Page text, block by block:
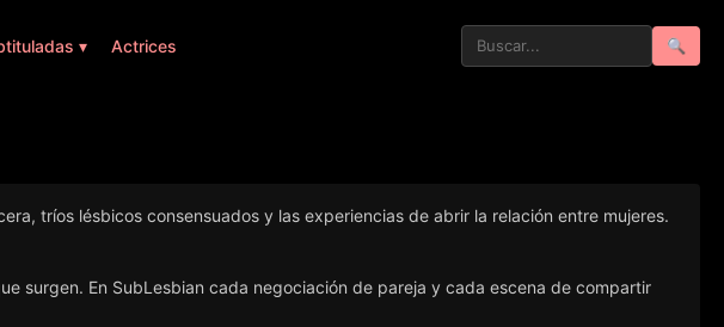
▾ Actrices 🔍
tríos lésbicos consensuados y las experiencias de abrir la relación entre mujeres.
surgen. En SubLesbian cada negociación de pareja y cada escena de compartir